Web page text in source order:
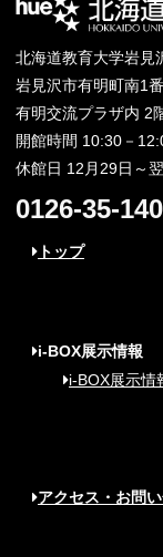
北海道教育大学岩見
岩見沢市有明町南1
有明交流プラザ内 2
開館時間 10:30－
休館日 12月29日～
0126-35-
トップ
i-BOX展示情報
i-BOX展示情
アクセス・お問